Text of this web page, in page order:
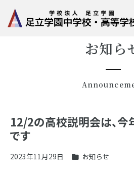
お知ら
12/2の高校説明会は、
です
2023年11月29日 お知らせ